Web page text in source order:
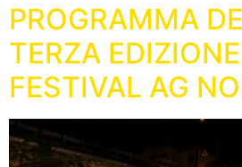
PROGRAMMA
TERZA
FESTIVAL AG